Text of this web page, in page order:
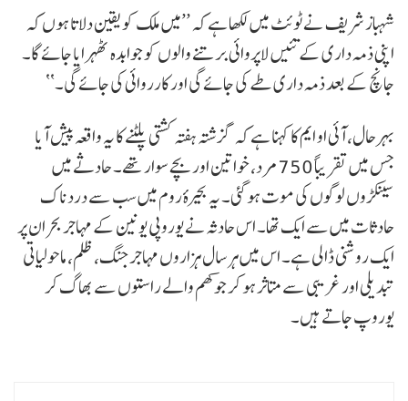
شہباز شریف نے ٹوئٹ میں لکھا ہے کہ ’’میں ملک کو یقین دلاتا ہوں کہ
اپنی ذمہ داری کے تئیں لاپروائی برتنے والوں کو جوابدہ ٹھہرایا جائے گا۔
جانچ کے بعد ذمہ داری طے کی جائے گی اور کارروائی کی جائے گی۔‘‘
بہرحال، آئی او ایم کا کہنا ہے کہ گزشتہ ہفتہ کشتی پلٹنے کا یہ واقعہ پیش آیا
جس میں تقریباً 750 مرد، خواتین اور بچے سوار تھے۔ حادثے میں
سینکڑوں لوگوں کی موت ہو گئی۔ یہ بحیرۂ روم میں سب سے دردناک
حادثات میں سے ایک تھا۔ اس حادثہ نے یوروپی یونین کے مہاجر بحران پر
ایک روشنی ڈالی ہے۔ اس میں ہر سال ہزاروں مہاجر جنگ، ظلم، ماحولیاتی
تبدیلی اور غریبی سے متاثر ہو کر جوکھم والے راستوں سے بھاگ کر
یوروپ جاتے ہیں۔